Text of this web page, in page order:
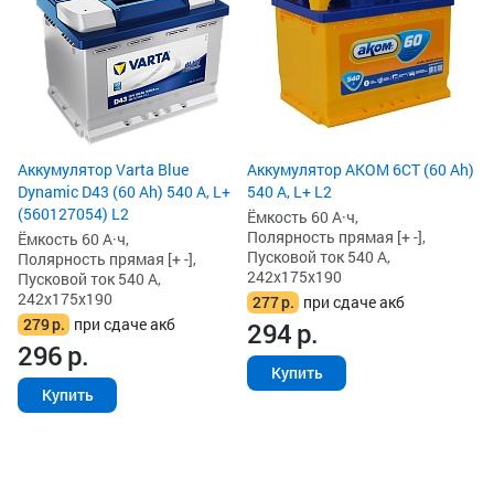
Аккумулятор Varta Blue
Dynamic D43 (60 Ah) 540 А, L+
(560127054) L2
Ёмкость 60 А·ч,
Полярность прямая [+ -],
Пусковой ток 540 А,
242x175x190
279р. при сдаче акб
296р.
Купить
Аккумулятор AKOM 6СТ (60 Ah)
540 А, L+ L2
Ёмкость 60 А·ч,
Полярность прямая [+ -],
Пусковой ток 540 А,
242x175x190
277р. при сдаче акб
294р.
Купить